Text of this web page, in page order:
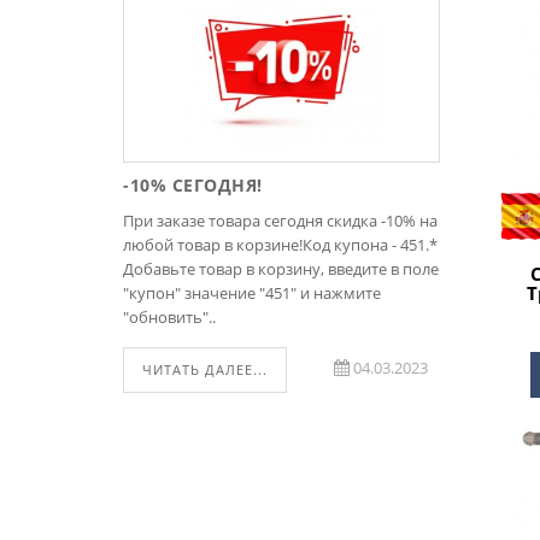
-10% СЕГОДНЯ!
При заказе товара сегодня скидка -10% на
любой товар в корзине!Код купона - 451.*
Добавьте товар в корзину, введите в поле
"купон" значение "451" и нажмите
"обновить"..
ЧИТАТЬ ДАЛЕЕ... 04.03.2023
о всех
со